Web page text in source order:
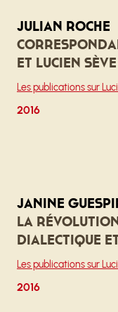
Julian Roche
et Lucien Sève
Les publications sur
2016
Janine
La révolution
dialectique
Les publications sur
2016